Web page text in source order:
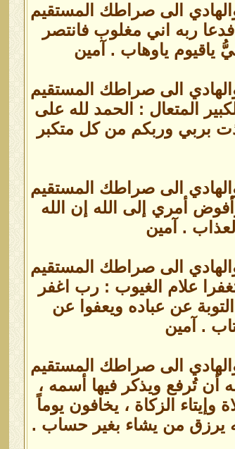
الى صراطك المستقيم
ربه اني مغلوب فانتصر
ياوهاب . آمين
الى صراطك المستقيم
المتعال : الحمد لله على
بربي وربكم من كل متكبر
الى صراطك المستقيم
أمري إلى الله إن الله
. آمين
الى صراطك المستقيم
علام الغيوب : رب اغفر
عن عباده ويعفوا عن
. آمين
الى صراطك المستقيم
أن تُرفع ويذكر فيها أسمه ،
وإيتاء الزكاة ، يخافون يوماً
يرزق من يشاء بغير حساب .